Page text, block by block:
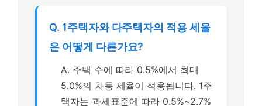
Q. 1주택자와 다주택자의 적용 세율
은 어떻게 다른가요?
A. 주택 수에 따라 0.5%에서 최대
5.0%의 차등 세율이 적용됩니다. 1주
택자는 과세표준에 따라 0.5%~2.7%